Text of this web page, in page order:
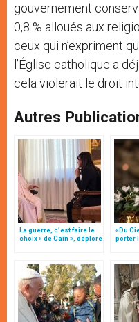
gouvernement
0,8 % alloués aux
ceux qui n’expriment
l’Église catholique a
cela violerait le droit
Autres
La guerre, c’est faire le
choix « de Caïn », déplore
«Du
porter